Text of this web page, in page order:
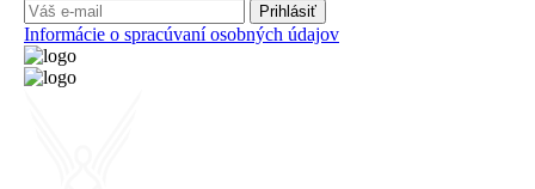
Prihlásiť
Informácie o spracúvaní osobných údajov